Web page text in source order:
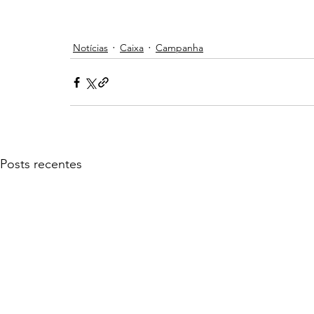
Notícias Caixa Campanha
Posts recentes